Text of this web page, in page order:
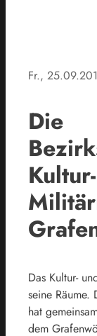
Fr.,
Die
Das Kultur-
seine Räume.
hat
dem